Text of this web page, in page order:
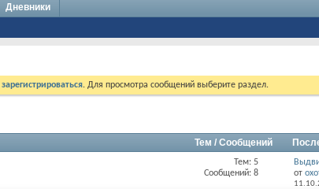
Дневники
зарегистрироваться. Для просмотра сообщений выберите раздел.
Тем / Сообщений
Тем: 5
Сообщений: 8
от